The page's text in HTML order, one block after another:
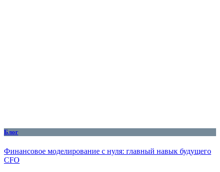
Блог
Финансовое моделирование с нуля: главный навык будущего
CFO